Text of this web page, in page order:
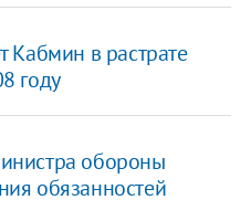
Кабмин в растрате
году
обороны
обязанностей